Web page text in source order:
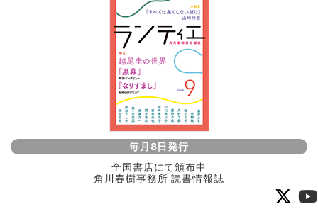
毎月8日発行
全国書店にて頒布中
角川春樹事務所 読書情報誌